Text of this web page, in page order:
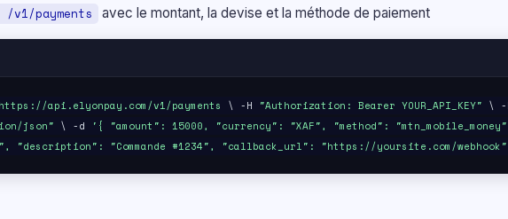
/v1/payments avec le montant, la devise et la méthode de paiement
https://api.elyonpay.com/v1/payments \ -H "Authorization: Bearer YOUR_API_KEY" \ -
json" \ -d
'{ "amount": 15000, "currency": "XAF", "method":
"description": "Commande #1234", "callback_url": "https://yoursite.com/